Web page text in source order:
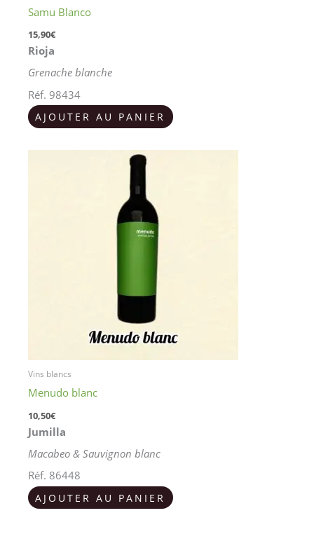
Samu Blanco
15,90€
Rioja
Grenache blanche
Réf. 98434
AJOUTER AU PANIER
Vins blancs
Menudo blanc
10,50€
Jumilla
Macabeo & Sauvignon blanc
Réf. 86448
AJOUTER AU PANIER